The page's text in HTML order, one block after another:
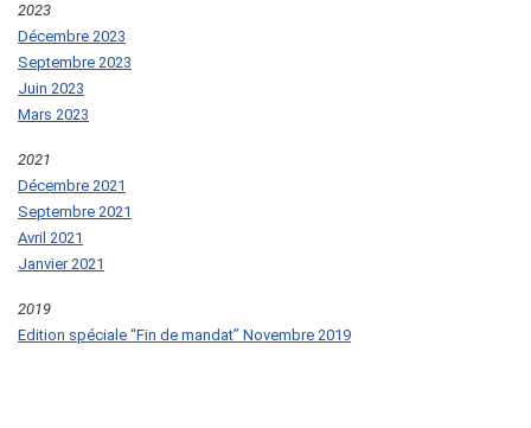
2023
Décembre 2023
Septembre 2023
Juin 2023
Mars 2023
2021
Décembre 2021
Septembre 2021
Avril 2021
Janvier 2021
2019
Edition spéciale “Fin de mandat” Novembre 2019